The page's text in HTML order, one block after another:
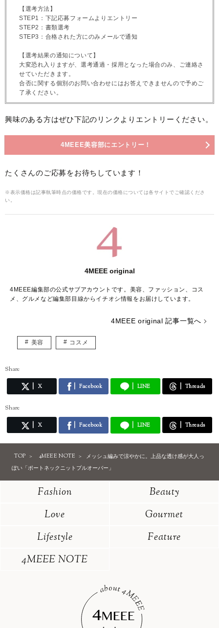
【選考方法】
STEP1：下記応募フォームよりエントリー
STEP2：書類選考
STEP3：合格された方にのみメールで通知
【選考結果の通知について】
大変恐れ入りますが、選考通過・採用となった場合のみ、ご連絡さ
せていただきます。
合否に関する個別のお問い合わせにはお答えできませんので予めご
了承ください。
興味のある方はぜひ下記のリンクよりエントリーください。
4MEEE美容部にエントリー！
たくさんのご応募をお待ちしています！
※表示価格は記事執筆時点の価格です。現在の価格については各サイトでご確認くださ
い。
4MEEE original
4MEEE編集部の公式サブアカウントです。美容、ファッション、コス
メ、グルメなど編集部目線からイチオシ情報をお届けしています。
4MEEE original 記事一覧へ
美容 コスメ
Share
X Facebook LINE Threads
Share
X Facebook LINE Threads
TOP 4MEEE NOTE
メッシュ編みで涼やかに。上品な透け感が大人っ
ぽい「ポートネックニットプルオーバー」
Fashion
Beauty
Love
Gourmet
Lifestyle
Feature
4MEEE NOTE